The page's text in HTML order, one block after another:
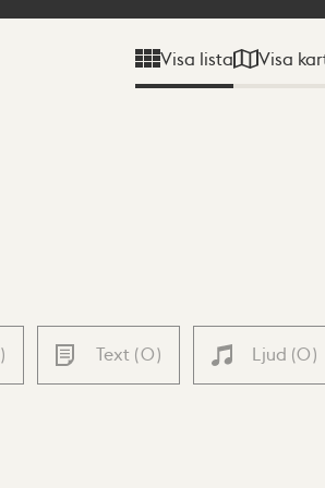
Visa lista Visa
) Text (0) Ljud (0)